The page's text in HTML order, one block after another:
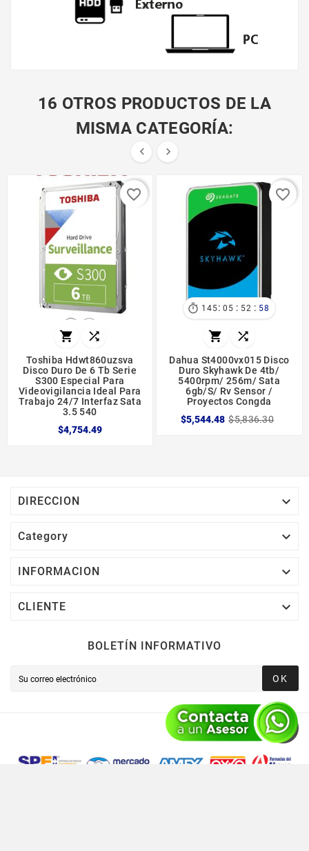
16 OTROS PRODUCTOS DE LA
MISMA CATEGORÍA:
 
 
Toshiba Hdwt860uzsva
Disco Duro De 6 Tb Serie
S300 Especial Para
Videovigilancia Ideal Para
Trabajo 24/7 Interfaz Sata
3.5 540
$4,754.49
favorite_border
 145: 05 : 52 : 57
 
Dahua St4000vx015 Disco
Duro Skyhawk De 4tb/
5400rpm/ 256m/ Sata
6gb/s/ Rv Sensor /
Proyectos Congda
$5,544.48 $5,836.30
favorite_border
DIRECCION 
Category 
INFORMACION 
CLIENTE 
BOLETÍN INFORMATIVO
OK